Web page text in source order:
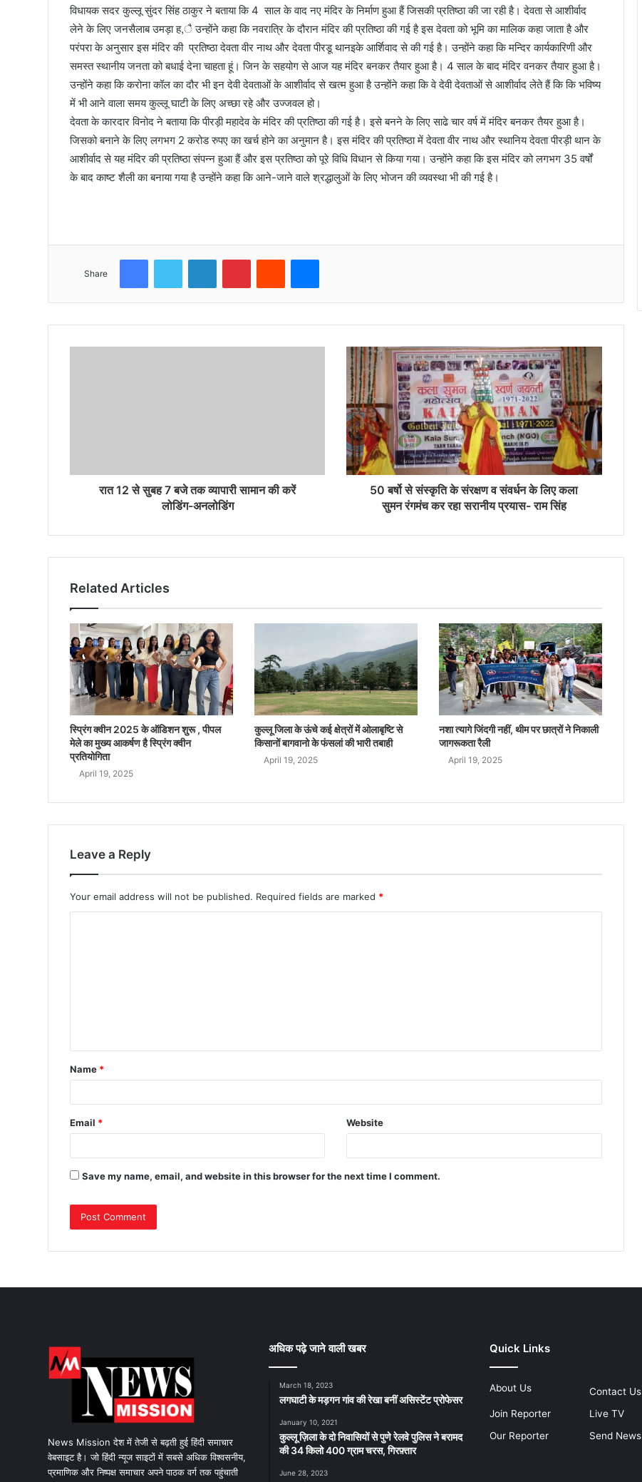
विधायक सदर कुल्लू सुंदर सिंह ठाकुर ने बताया कि 4 साल के वाद नए मंदिर के निर्माण हुआ हैं जिसकी प्रतिष्ठा की जा रही है। देवता से आशीर्वाद
लेने के लिए जनसैलाब उमड़ा ह,ै उन्होंने कहा कि नवरात्रि के दौरान मंदिर की प्रतिष्ठा की गई है इस देवता को भूमि का मालिक कहा जाता है और
परंपरा के अनुसार इस मंदिर की प्रतिष्ठा देवता वीर नाथ और देवता पीरडू थानइके आर्शिवाद से की गई है। उन्होंने कहा कि मन्दिर कार्यकारिणी और
समस्त स्थानीय जनता को बधाई देना चाहता हूं। जिन के सहयोग से आज यह मंदिर बनकर तैयार हुआ है। 4 साल के बाद मंदिर वनकर तैयार हुआ है।
उन्होंने कहा कि करोना कॉल का दौर भी इन देवी देवताओं के आशीर्वाद से खत्म हुआ है उन्होंने कहा कि वे देवी देवताओं से आशीर्वाद लेते हैं कि कि भविष्य
में भी आने वाला समय कुल्लू घाटी के लिए अच्छा रहे और उज्जवल हो।
देवता के कारदार विनोद ने बताया कि पीरड़ी महादेव के मंदिर की प्रतिष्ठा की गई है। इसे बनने के लिए साढे चार वर्ष में मंदिर बनकर तैयर हुआ है।
जिसको बनाने के लिए लगभग 2 करोड रुपए का खर्च होने का अनुमान है। इस मंदिर की प्रतिष्ठा में देवता वीर नाथ और स्थानिय देवता पीरड़ी थान के
आशीर्वाद से यह मंदिर की प्रतिष्ठा संपन्न हुआ हैं और इस प्रतिष्ठा को पूरे विधि विधान से किया गया। उन्होंने कहा कि इस मंदिर को लगभग 35 वर्षों
के बाद काष्ट शैली का बनाया गया है उन्होंने कहा कि आने-जाने वाले श्रद्धालुओं के लिए भोजन की व्यवस्था भी की गई है।
Share
रात 12 से सुबह 7 बजे तक व्यापारी सामान की करें
लोडिंग-अनलोडिंग
50 बर्षो से संस्कृति के संरक्षण व संवर्धन के लिए कला
सुमन रंगमंच कर रहा सरानीय प्रयास- राम सिंह
Related Articles
स्प्रिंग क्वीन 2025 के ऑडिशन शुरू , पीपल
मेले का मुख्य आकर्षण है स्प्रिंग क्वीन
प्रतियोगिता
April 19, 2025
कुल्लू जिला के ऊंचे कई क्षेत्रों में ओलाबृष्टि से
किसानों बागवानो के फंसलां की भारी तबाही
April 19, 2025
नशा त्यागे जिंदगी नहीं, थीम पर छात्रों ने निकाली
जागरूकता रैली
April 19, 2025
Leave a Reply
Your email address will not be published. Required fields are marked *
Name *
Email * Website
Save my name, email, and website in this browser for the next time I comment.
News Mission देश में तेजी से बढ़ती हुई हिंदी समाचार
वेबसाइट है। जो हिंदी न्यूज साइटों में सबसे अधिक विश्वसनीय,
प्रमाणिक और निष्पक्ष समाचार अपने पाठक वर्ग तक पहुंचाती
अधिक पढ़े जाने वाली खबर
March 18, 2023
लगघाटी के मड़गन गांव की रेखा बनीं असिस्टेंट प्रोफेसर
January 10, 2021
कुल्लू ज़िला के दो निवासियों से पुणे रेलवे पुलिस ने बरामद
की 34 किलो 400 ग्राम चरस, गिरफ़्तार
June 28, 2023
Quick Links
About Us
Contact Us
Join Reporter
Live TV
Our Reporter
Send News